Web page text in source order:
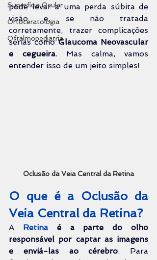
Superfície Ocular
Ortoceratologia
Oftalmopediatria
pode levar a uma perda súbita de
visão e, se não tratada
corretamente, trazer complicações
sérias como Glaucoma Neovascular
e cegueira. Mas calma, vamos
entender isso de um jeito simples!
Oclusão da Veia Central da Retina
O que é a Oclusão da
Veia Central da Retina?
A Retina é a parte do olho
responsável por captar as imagens
e enviá-las ao cérebro. Para